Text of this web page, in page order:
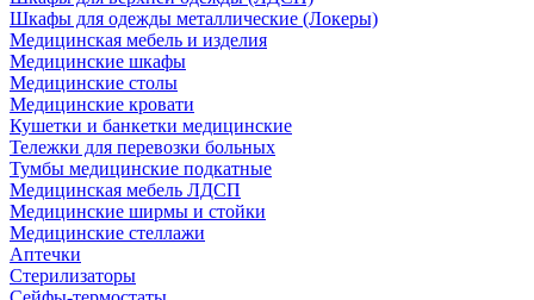
Шкафы для одежды металлические (Локеры)
Медицинская мебель и изделия
Медицинские шкафы
Медицинские столы
Медицинские кровати
Кушетки и банкетки медицинские
Тележки для перевозки больных
Тумбы медицинские подкатные
Медицинская мебель ЛДСП
Медицинские ширмы и стойки
Медицинские стеллажи
Аптечки
Стерилизаторы